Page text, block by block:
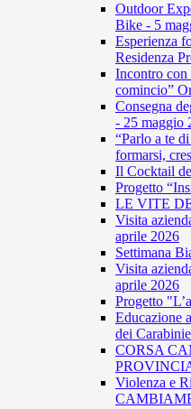
Outdoor
Bike - 5
Esperienza
Residenza
Incontro con
comincio”
Consegna
- 25 maggio
“Parlo a te
formarsi,
Il Cocktail
Progetto
LE VITE
Visita
aprile 2026
Settimana
Visita
aprile 2026
Progetto
Educazione
dei
CORSA
Violenza e